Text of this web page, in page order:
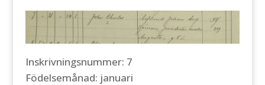
Inskrivningsnummer: 7
Födelsemånad: januari